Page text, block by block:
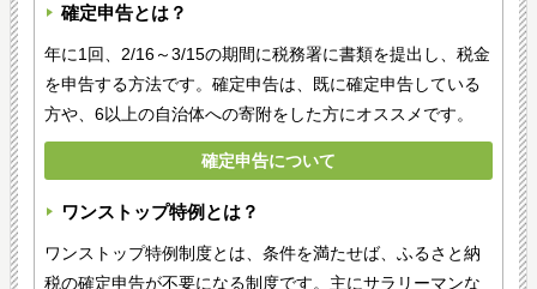
確定申告とは？
年に1回、2/16～3/15の期間に税務署に書類を提出し、税金
を申告する方法です。確定申告は、既に確定申告している
方や、6以上の自治体への寄附をした方にオススメです。
確定申告について
ワンストップ特例とは？
ワンストップ特例制度とは、条件を満たせば、ふるさと納
税の確定申告が不要になる制度です。主にサラリーマンな